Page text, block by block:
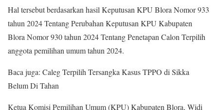
Hal tersebut berdasarkan hasil Keputusan KPU Blora Nomor 933
tahun 2024 Tentang Perubahan Keputusan KPU Kabupaten
Blora Nomor 930 tahun 2024 Tentang Penetapan Calon Terpilih
anggota pemilihan umum tahun 2024.
Baca juga: Caleg Terpilih Tersangka Kasus TPPO di Sikka
Belum Di Tahan
Ketua Komisi Pemilihan Umum (KPU) Kabupaten Blora, Widi